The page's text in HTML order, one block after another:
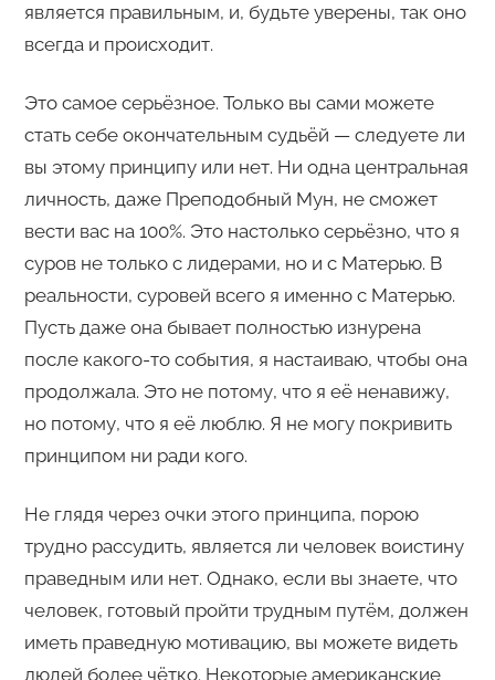
является правильным, и, будьте уверены, так оно
всегда и происходит.
Это самое серьёзное. Только вы сами можете
стать себе окончательным судьёй — следуете ли
вы этому принципу или нет. Ни одна центральная
личность, даже Преподобный Мун, не сможет
вести вас на 100%. Это настолько серьёзно, что я
суров не только с лидерами, но и с Матерью. В
реальности, суровей всего я именно с Матерью.
Пусть даже она бывает полностью изнурена
после какого-то события, я настаиваю, чтобы она
продолжала. Это не потому, что я её ненавижу,
но потому, что я её люблю. Я не могу покривить
принципом ни ради кого.
Не глядя через очки этого принципа, порою
трудно рассудить, является ли человек воистину
праведным или нет. Однако, если вы знаете, что
человек, готовый пройти трудным путём, должен
иметь праведную мотивацию, вы можете видеть
людей более чётко. Некоторые американские